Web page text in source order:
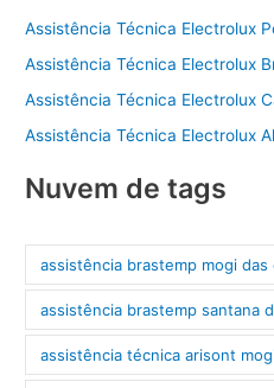
Assistência Técnica Electrolux
Assistência Técnica Electrolux
Assistência Técnica Electrolux
Assistência Técnica Electrolux
Nuvem de tags
assistência brastemp mogi das
assistência brastemp santana
assistência técnica arisont